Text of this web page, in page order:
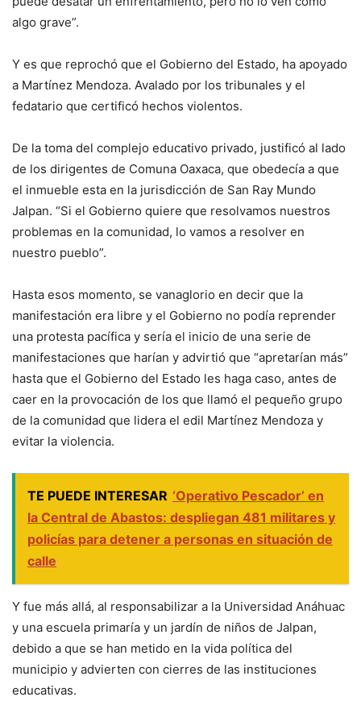
algo grave”.
Y es que reprochó que el Gobierno del Estado, ha apoyado
a Martínez Mendoza. Avalado por los tribunales y el
fedatario que certificó hechos violentos.
De la toma del complejo educativo privado, justificó al lado
de los dirigentes de Comuna Oaxaca, que obedecía a que
el inmueble esta en la jurisdicción de San Ray Mundo
Jalpan. “Si el Gobierno quiere que resolvamos nuestros
problemas en la comunidad, lo vamos a resolver en
nuestro pueblo”.
Hasta esos momento, se vanaglorio en decir que la
manifestación era libre y el Gobierno no podía reprender
una protesta pacífica y sería el inicio de una serie de
manifestaciones que harían y advirtió que “apretarían más”
hasta que el Gobierno del Estado les haga caso, antes de
caer en la provocación de los que llamó el pequeño grupo
de la comunidad que lidera el edil Martínez Mendoza y
evitar la violencia.
TE PUEDE INTERESAR ‘Operativo Pescador’ en
la Central de Abastos: despliegan 481 militares y
policías para detener a personas en situación de
calle
Y fue más allá, al responsabilizar a la Universidad Anáhuac
y una escuela primaría y un jardín de niños de Jalpan,
debido a que se han metido en la vida política del
municipio y advierten con cierres de las instituciones
educativas.